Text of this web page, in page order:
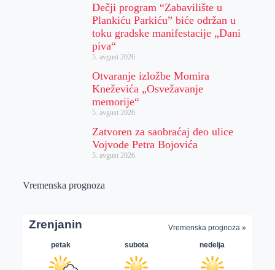
Dečji program “Zabavilište u
Plankiću Parkiću” biće održan u
toku gradske manifestacije „Dani
piva“
5. avgust 2026.
Otvaranje izložbe Momira
Kneževića „Osvežavanje
memorije“
5. avgust 2026.
Zatvoren za saobraćaj deo ulice
Vojvode Petra Bojovića
5. avgust 2026.
Vremenska prognoza